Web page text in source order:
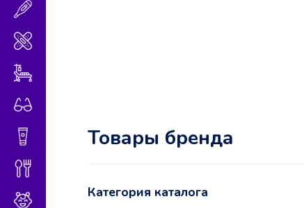
Гигиена и косметика
Мама и малыш
Товары бренда
Категория каталога